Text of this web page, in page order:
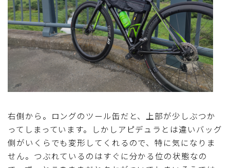
右側から。ロングのツール缶だと、上部が少しぶつか
ってしまっています。しかしアピデュラとは違いバッグ
側がいくらでも変形してくれるので、特に気になりま
せん。つぶれているのはすぐに分かる位の状態なの